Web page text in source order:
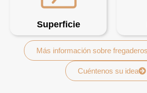
Superficie
Más información sobre
Cuéntenos su idea